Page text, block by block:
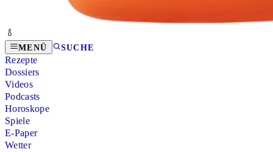
MENÜ SUCHE
Rezepte
Dossiers
Videos
Podcasts
Horoskope
Spiele
E-Paper
Wetter